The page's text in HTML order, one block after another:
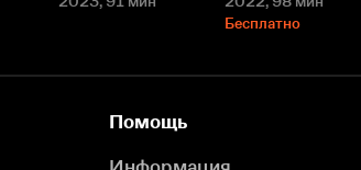
Бесплатно
Помощь